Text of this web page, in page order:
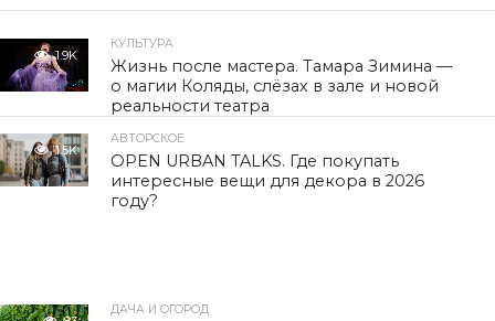
1.9K
КУЛЬТУРА
Жизнь после мастера. Тамара Зимина —
о магии Коляды, слёзах в зале и новой
реальности театра
1.5K
АВТОРСКОЕ
OPEN URBAN TALKS. Где покупать
интересные вещи для декора в 2026
году?
ДАЧА И ОГОРОД